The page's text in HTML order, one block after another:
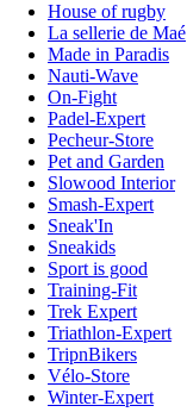
House of rugby
La sellerie de Maé
Made in Paradis
Nauti-Wave
On-Fight
Padel-Expert
Pecheur-Store
Pet and Garden
Slowood Interior
Smash-Expert
Sneak'In
Sneakids
Sport is good
Training-Fit
Trek Expert
Triathlon-Expert
TripnBikers
Vélo-Store
Winter-Expert